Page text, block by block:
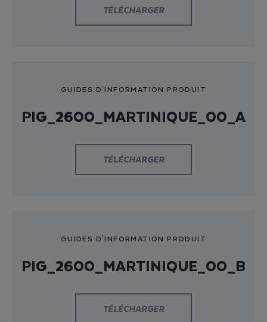
TÉLÉCHARGER
GUIDES D'INFORMATION PRODUIT
PIG_2600_MARTINIQUE_00_A
TÉLÉCHARGER
GUIDES D'INFORMATION PRODUIT
PIG_2600_MARTINIQUE_00_B
TÉLÉCHARGER